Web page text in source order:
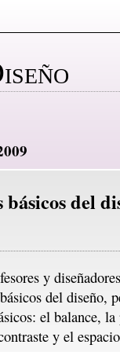
del
y
del diseño,
el balance,
y el